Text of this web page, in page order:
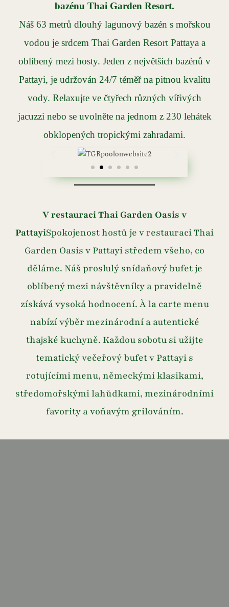
bazénu Thai Garden Resort.
Náš 63 metrů dlouhý lagunový bazén s mořskou
vodou je srdcem Thai Garden Resort Pattaya a
oblíbený mezi hosty. Jeden z největších bazénů v
Pattayi, je udržován 24/7 téměř na pitnou kvalitu
vody. Relaxujte ve čtyřech různých vířivých
jacuzzi nebo se uvolněte na jednom z 230 lehátek
obklopených tropickými zahradami.
V restauraci Thai Garden Oasis v
PattayiSpokojenost hostů je v restauraci Thai
Garden Oasis v Pattayi středem všeho, co
děláme. Náš proslulý snídaňový bufet je
oblíbený mezi návštěvníky a pravidelně
získává vysoká hodnocení. À la carte menu
nabízí výběr mezinárodní a autentické
thajské kuchyně. Každou sobotu si užijte
tematický večeřový bufet v Pattayi s
rotujícími menu, německými klasikami,
středomořskými lahůdkami, mezinárodními
favority a voňavým grilováním.